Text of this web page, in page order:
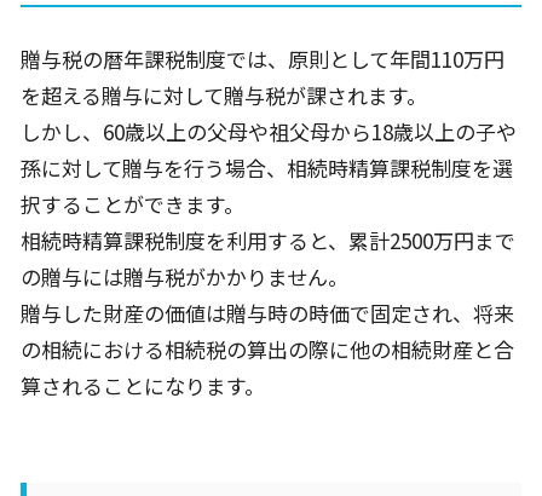
贈与税の暦年課税制度では、原則として年間110万円
を超える贈与に対して贈与税が課されます。
しかし、60歳以上の父母や祖父母から18歳以上の子や
孫に対して贈与を行う場合、相続時精算課税制度を選
択することができます。
相続時精算課税制度を利用すると、累計2500万円まで
の贈与には贈与税がかかりません。
贈与した財産の価値は贈与時の時価で固定され、将来
の相続における相続税の算出の際に他の相続財産と合
算されることになります。